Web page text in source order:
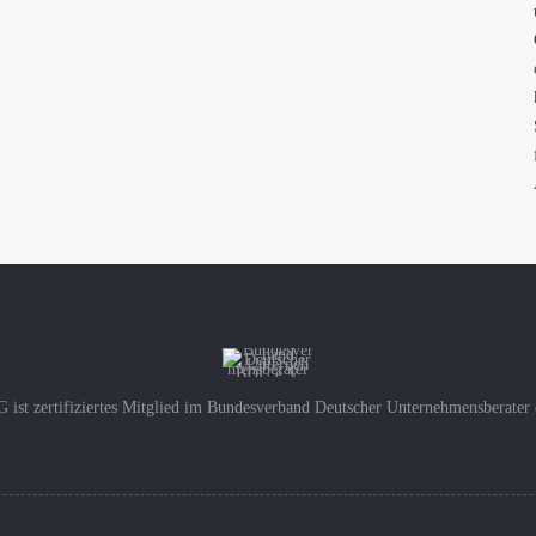
ist zertifiziertes Mitglied im Bundesverband Deutscher Unternehmensberater